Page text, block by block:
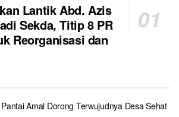
Lantik Abd. Azis
Sekda, Titip 8 PR
Reorganisasi dan
Amal Dorong Terwujudnya Desa Sehat